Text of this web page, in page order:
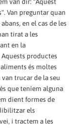
Van preguntar quan
en el cas de les
tirat a les
en la
productes
és moltes
trucar de la seu
que teníem alguna
dient formes de
els
i tractem a les